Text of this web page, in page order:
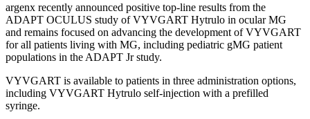
argenx recently announced positive top-line results from the
ADAPT OCULUS study of VYVGART Hytrulo in ocular MG
and remains focused on advancing the development of VYVGART
for all patients living with MG, including pediatric gMG patient
populations in the ADAPT Jr study.
VYVGART is available to patients in three administration options,
including VYVGART Hytrulo self-injection with a prefilled
syringe.